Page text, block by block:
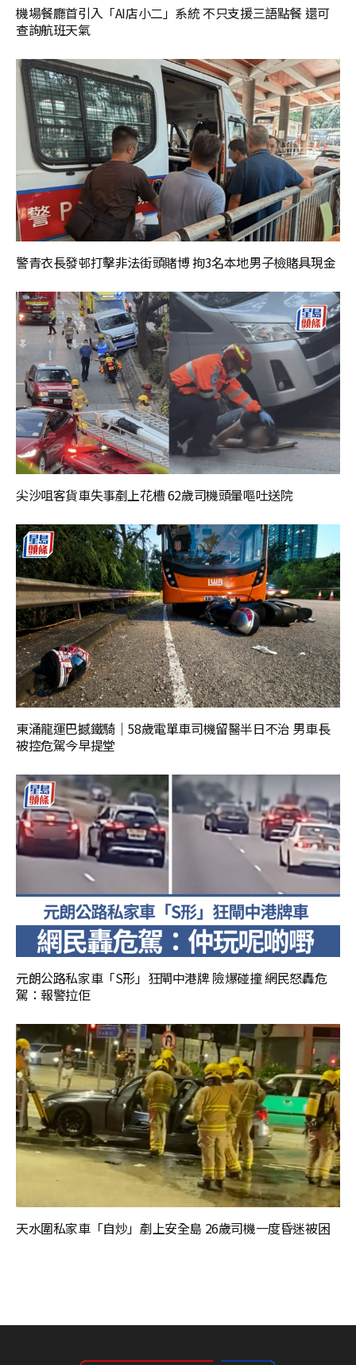
機場餐廳首引入「AI店小二」系統 不只支援三語點餐 還可
查詢航班天氣
警青衣長發邨打擊非法街頭賭博 拘3名本地男子檢賭具現金
尖沙咀客貨車失事剷上花槽 62歲司機頭暈嘔吐送院
東涌龍運巴撼鐵騎｜58歲電單車司機留醫半日不治 男車長
被控危駕今早提堂
元朗公路私家車「S形」狂閘中港牌 險爆碰撞 網民怒轟危
駕：報警拉佢
天水圍私家車「自炒」剷上安全島 26歲司機一度昏迷被困